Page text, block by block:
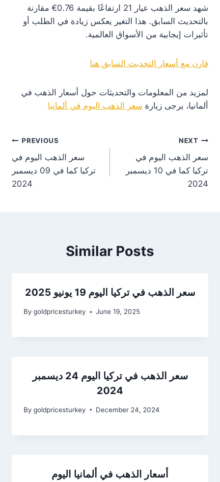
شهد سعر الذهب عيار 21 ارتفاعًا بقيمة 0.76€ مقارنة
بالتحديث السابق. هذا التغير يعكس زيادة في الطلب أو
تأثيرات إيجابية من الأسواق العالمية.
قارن مع أسعار التحديث السابق هنا
لمزيد من المعلومات والتحديثات حول أسعار الذهب في
ألمانيا، يرجى زيارة سعر الذهب اليوم في ألمانيا
PREVIOUS
سعر الذهب اليوم في
تركيا كما في 09 ديسمبر
2024
NEXT
سعر الذهب اليوم في
تركيا كما في 10 ديسمبر
2024
Similar Posts
سعر الذهب في تركيا اليوم 19 يونيو 2025
By goldpricesturkey June 19, 2025
سعر الذهب في تركيا اليوم 24 ديسمبر
2024
By goldpricesturkey December 24, 2024
أسعار الذهب في ألمانيا اليوم